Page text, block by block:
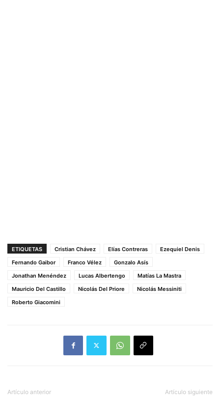
ETIQUETAS Cristian Chávez Elías Contreras
Ezequiel Denis
Fernando Gaibor
Franco Vélez
Gonzalo Asís
Jonathan Menéndez
Lucas Albertengo
Matías La Mastra
Mauricio Del Castillo
Nicolás Del Priore
Nicolás Messiniti
Roberto Giacomini
Artículo anterior Artículo siguiente